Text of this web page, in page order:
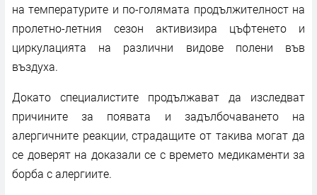
на температурите и по-голямата продължителност на
пролетно-летния сезон активизира цъфтенето и
циркулацията на различни видове полени във
въздуха.
Докато специалистите продължават да изследват
причините за появата и задълбочаването на
алергичните реакции, страдащите от такива могат да
се доверят на доказали се с времето медикаменти за
борба с алергиите.